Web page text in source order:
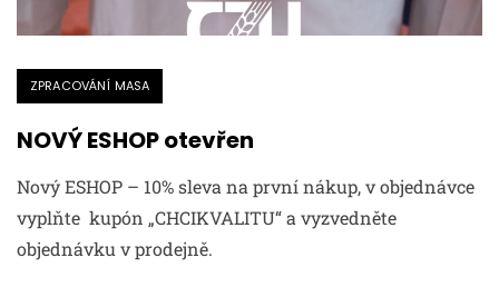
ZPRACOVÁNÍ MASA
NOVÝ ESHOP otevřen
Nový ESHOP – 10% sleva na první nákup, v objednávce
vyplňte kupón „CHCIKVALITU“ a vyzvedněte
objednávku v prodejně.